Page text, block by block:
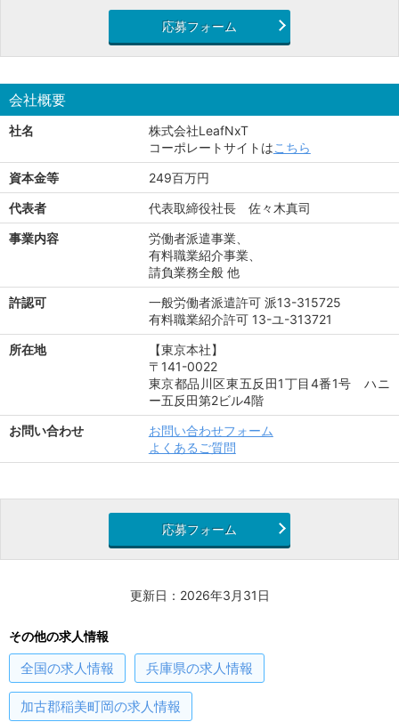
応募フォーム
会社概要
社名
株式会社LeafNxT
コーポレートサイトはこちら
資本金等
249百万円
代表者
代表取締役社長 佐々木真司
事業内容
労働者派遣事業、
有料職業紹介事業、
請負業務全般 他
許認可
一般労働者派遣許可 派13-315725
有料職業紹介許可 13-ユ-313721
所在地
【東京本社】
〒141-0022
東京都品川区東五反田1丁目4番1号 ハニ
ー五反田第2ビル4階
お問い合わせ
お問い合わせフォーム
よくあるご質問
応募フォーム
更新日：2026年3月31日
その他の求人情報
全国の求人情報 兵庫県の求人情報
加古郡稲美町岡の求人情報